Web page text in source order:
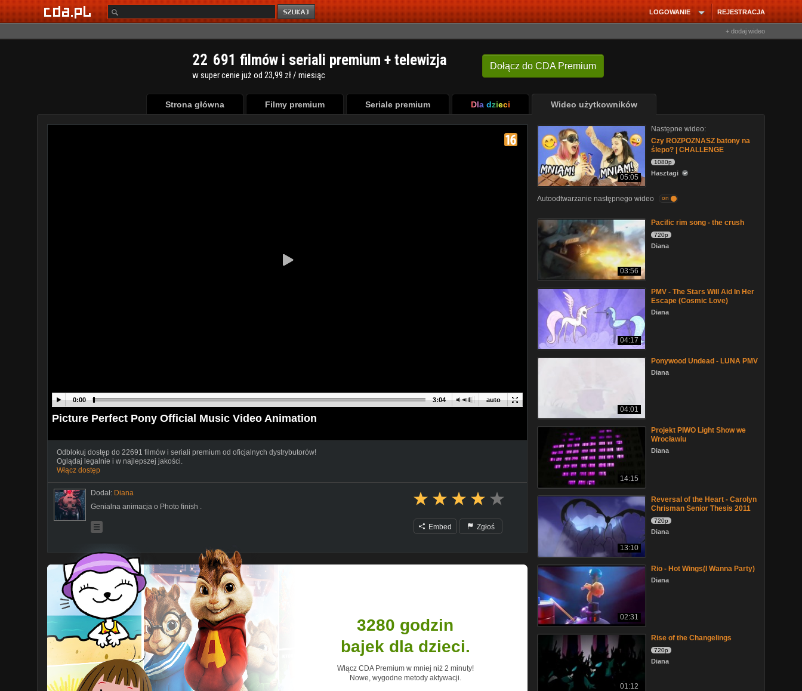
REJESTRACJA
LOGOWANIE
+ dodaj wideo
Dołącz do CDA Premium
22 691 filmów i seriali premium + telewizja
w super cenie już od 23,99 zł / miesiąc
Strona główna Filmy premium Seriale premium Dla dzieci Wideo użytkowników
auto
0:00 3:04
Picture Perfect Pony Official Music Video Animation
Odblokuj dostęp do 22691 filmów i seriali premium od oficjalnych dystrybutorów!
Oglądaj legalnie i w najlepszej jakości.
Włącz dostęp
Dodał: Diana
Genialna animacja o Photo finish .
Embed Zgłoś
3280 godzin
bajek dla dzieci.
Włącz CDA Premium w mniej niż 2 minuty!
Nowe, wygodne metody aktywacji.
05:05
Następne wideo:
Czy ROZPOZNASZ batony na
ślepo? | CHALLENGE
1080p
Hasztagi
Autoodtwarzanie następnego wideo on
03:56
Pacific rim song - the crush
720p
Diana
04:17
PMV - The Stars Will Aid In Her
Escape (Cosmic Love)
Diana
04:01
Ponywood Undead - LUNA PMV
Diana
14:15
Projekt PIWO Light Show we
Wrocławiu
Diana
13:10
Reversal of the Heart - Carolyn
Chrisman Senior Thesis 2011
720p
Diana
02:31
Rio - Hot Wings(I Wanna Party)
Diana
01:12
Rise of the Changelings
720p
Diana